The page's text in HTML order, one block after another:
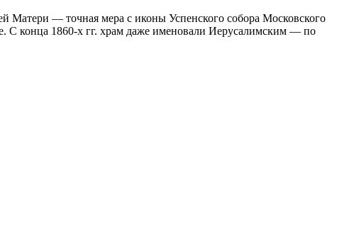
— точная мера с иконы Успенского собора Московского
С конца 1860-х гг. храм даже именовали Иерусалимским — по